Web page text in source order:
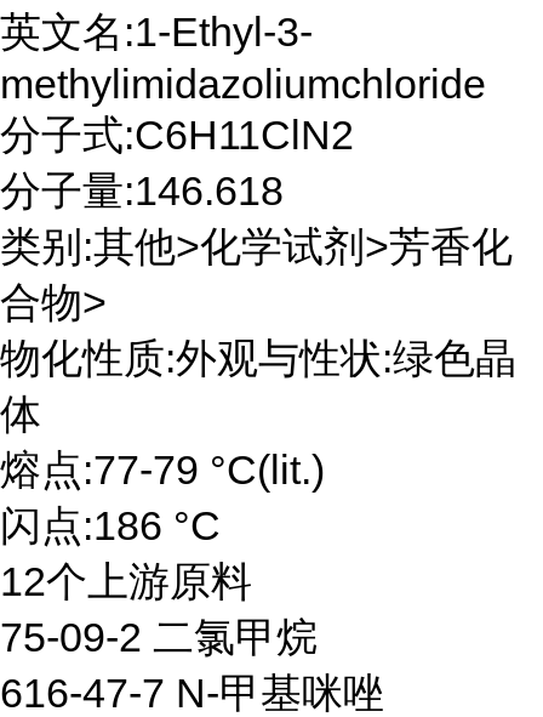
英文名:1-Ethyl-3-
methylimidazoliumchloride
分子式:C6H11ClN2
分子量:146.618
类别:其他>化学试剂>芳香化
合物>
物化性质:外观与性状:绿色晶
体
熔点:77-79 °C(lit.)
闪点:186 °C
12个上游原料
75-09-2 二氯甲烷
616-47-7 N-甲基咪唑